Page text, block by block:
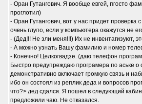
- Оран Гутангович. Я вообще евгей, пгосто
проглотил)
- Оран Гутангович, вот у нас придет
очень глупо, если у компьютера окажутся не
- (Дед!!! Не зли меня!!!) Их не инвентагизуют,
- А можно узнать Вашу фамилию и номер
- Конечно! Целкогвадзе. (даю телефон
Быстро предупреждаю програмера по аське о
демонстративно включает громкую связь и
ибо он состоял из реплик деда и вопросов
что?> дед сдался. Я пошел в следующий
предложили чаю. Не отказался.